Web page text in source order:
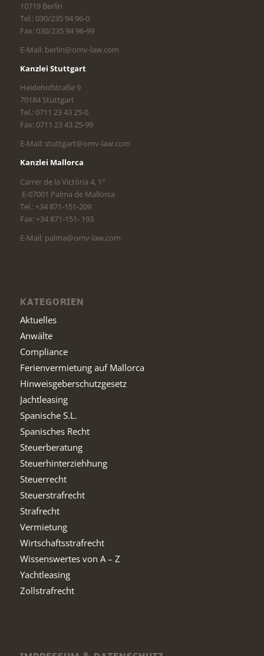
10719 Berlin
Tel.: 030/235 94 96-0
Fax: 030/235 94 96-99
E-Mail: berlin@omv-law.com
Kanzlei Stuttgart
Heidehofstraße 9
70184 Stuttgart
Tel.: 0711 23 43 25-0
Fax: 0711 23 43 25-99
E-Mail: stuttgart@omv-law.com
Kanzlei Mallorca
Carrer de la Victòria 4, 1°
E-07001 Palma de Mallorca
Tel.: +34 871-151-209
Fax: +34 871-151- 193
E-Mail: palma@omv-law.com
KATEGORIEN
Aktuelles
Anwälte
Compliance
Ferienvermietung auf Mallorca
Hinweisgeberschutzgesetz
Jachtleasing
Spanische S.L.
Spanisches Recht
Steuerberatung
Steuerhinterziehhung
Steuerrecht
Steuerstrafrecht
Strafrecht
Vermietung
Wirtschaftsstrafrecht
Wissenswertes von A – Z
Yachtleasing
Zollstrafrecht